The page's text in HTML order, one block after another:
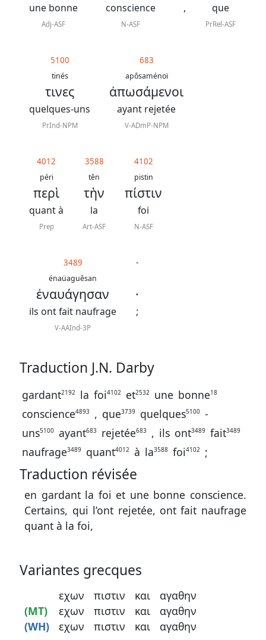
une bonne
Adj-ASF
conscience
N-ASF
, que
PrRel-ASF
5100
tinés
τινες
quelques-uns
PrInd-NPM
683
apôsaménoï
ἀπωσάμενοι
ayant rejetée
V-ADmP-NPM
4012
péri
περὶ
quant à
Prep
3588
tên
τὴν
la
Art-ASF
4102
pistin
πίστιν
foi
N-ASF
3489
énaüaguêsan
ἐναυάγησαν
ils ont fait naufrage
V-AAInd-3P
-
·
;
Traduction J.N. Darby
gardant2192 la foi4102 et2532 une bonne18
conscience4893 , que3739 quelques5100 -
uns5100 ayant683 rejetée683 , ils ont3489 fait3489
naufrage3489 quant4012 à la3588 foi4102 ;
Traduction révisée
en gardant la foi et une bonne conscience.
Certains, qui l’ont rejetée, ont fait naufrage
quant à la foi,
Variantes grecques
(MT)
(WH)
εχων
εχων
εχων
πιστιν
πιστιν
πιστιν
και
και
και
αγαθην
αγαθην
αγαθην
Lire ce
Traduction
révisée
Bible
Darby
Nous
contacter
Signaler
une
erreur
Participer
aux
coûts
site